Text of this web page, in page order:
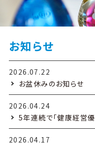
お知らせ
2026.07.22
お盆休みのお知らせ
2026.04.24
5年連続で「健康経営
2026.04.17